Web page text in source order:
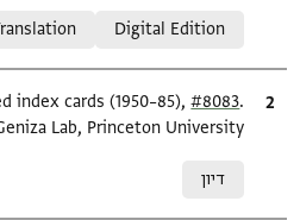
Digital Edition
ציטוט index cards (1950–85),#8083
Lab, Princeton University.
דיון